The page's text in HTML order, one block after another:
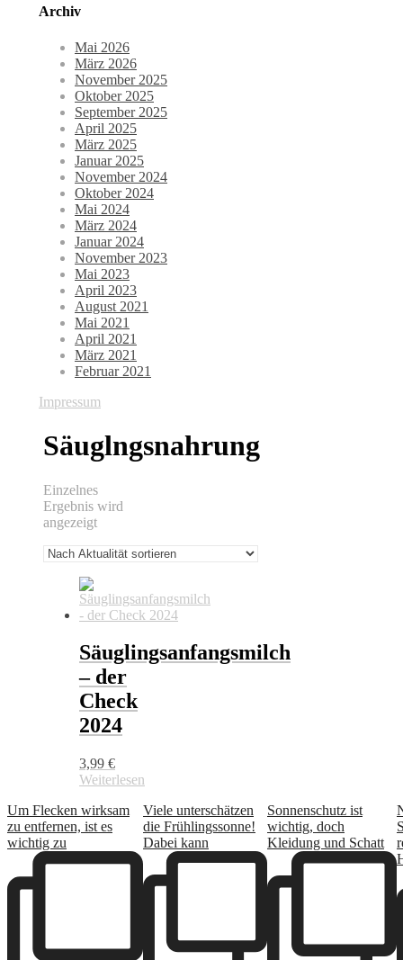
Archiv
Mai 2026
März 2026
November 2025
Oktober 2025
September 2025
April 2025
März 2025
Januar 2025
November 2024
Oktober 2024
Mai 2024
März 2024
Januar 2024
November 2023
Mai 2023
April 2023
August 2021
Mai 2021
April 2021
März 2021
Februar 2021
Impressum
Säuglngsnahrung
Einzelnes
Ergebnis wird
angezeigt
Säuglingsanfangsmilch
– der
Check
2024
3,99 €
Weiterlesen
Um Flecken wirksam
zu entfernen, ist es
wichtig zu
Viele unterschätzen
die Frühlingssonne!
Dabei kann
Sonnenschutz ist
wichtig, doch
Kleidung und Schatt